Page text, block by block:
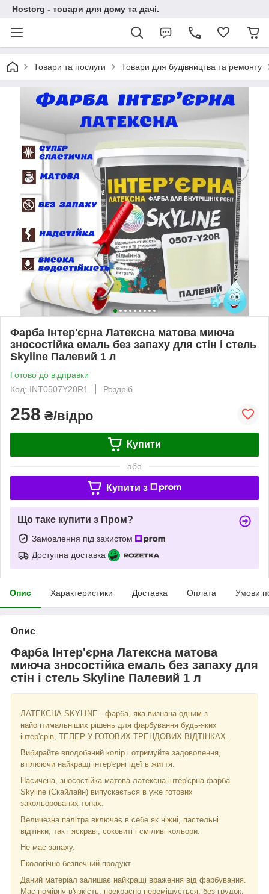
Hostorg - товари для дому та дачі.
Товари та послуги Товари для будівництва та ремонту
Фарба Інтер'єрна Латексна матова миюча
зносостійка емаль без запаху для стін і стель
Skyline Палевий 1 л
Готово до відправки
Код: INT0507Y20R1
Роздріб
258 ₴/відро
Купити
або
Купити з
Що таке купити з Пром?
Замовлення під захистом
Доступна доставка
Опис Характеристики Доставка Оплата Умови
Опис
Фарба Інтер'єрна Латексна матова
миюча зносостійка емаль без запаху для
стін і стель Skyline Палевий 1 л
ЛАТЕКСНА SKYLINE - фарба, яка визнана одним з
найоптимальніших рішень для фарбування будь-яких
інтер'єрів, ТЕПЕР У ГОТОВИХ ТРЕНДОВИХ ВІДТІНКАХ.
Вибирайте вподобаний колір і отримуйте задоволення,
втілюючи найкращі інтер'єрні ідеї в життя.
Насичена, зносостійка матова латексна інтер'єрна фарба
Skyline (Скайлайн) випускається в уже готових
закольорованих тонах.
Величезна палітра включає в себе як ніжні, пастельні
відтінки, так і яскраві, соковиті і сміливі кольори.
Не має запаху.
Екологічно безпечний продукт.
Даний матеріал залишає найкращі враження від фарбування.
Має помірну в'язкість, прекрасно перемішується, без грудок,